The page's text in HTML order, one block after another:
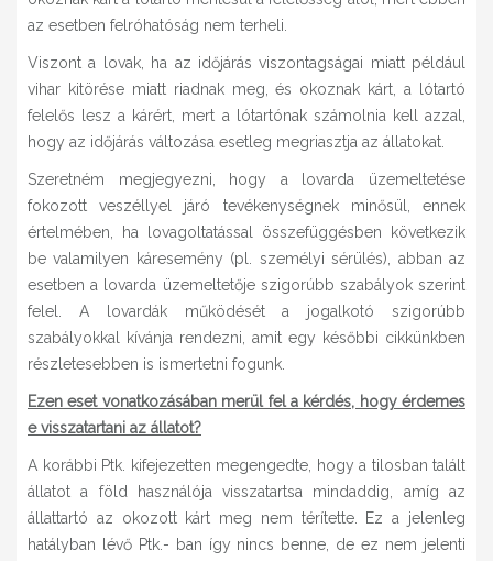
az esetben felróhatóság nem terheli.
Viszont a lovak, ha az időjárás viszontagságai miatt például
vihar kitörése miatt riadnak meg, és okoznak kárt, a lótartó
felelős lesz a kárért, mert a lótartónak számolnia kell azzal,
hogy az időjárás változása esetleg megriasztja az állatokat.
Szeretném megjegyezni, hogy a lovarda üzemeltetése
fokozott veszéllyel járó tevékenységnek minősül, ennek
értelmében, ha lovagoltatással összefüggésben következik
be valamilyen káresemény (pl. személyi sérülés), abban az
esetben a lovarda üzemeltetője szigorúbb szabályok szerint
felel. A lovardák működését a jogalkotó szigorúbb
szabályokkal kívánja rendezni, amit egy későbbi cikkünkben
részletesebben is ismertetni fogunk.
Ezen eset vonatkozásában merül fel a kérdés, hogy érdemes
e visszatartani az állatot?
A korábbi Ptk. kifejezetten megengedte, hogy a tilosban talált
állatot a föld használója visszatartsa mindaddig, amíg az
állattartó az okozott kárt meg nem térítette. Ez a jelenleg
hatályban lévő Ptk.- ban így nincs benne, de ez nem jelenti